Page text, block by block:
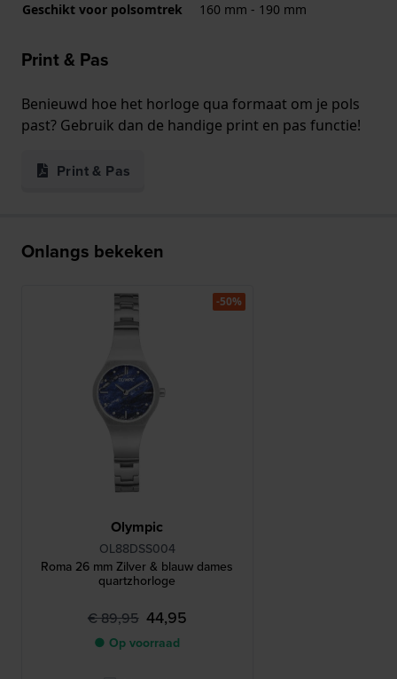
Geschikt voor polsomtrek
160 mm - 190 mm
Print & Pas
Benieuwd hoe het horloge qua formaat om je pols
past? Gebruik dan de handige print en pas functie!
Print & Pas
Onlangs bekeken
Olympic
OL88DSS004
Roma 26 mm Zilver & blauw dames
quartzhorloge
€ 89,95 44,95
● Op voorraad
-50%